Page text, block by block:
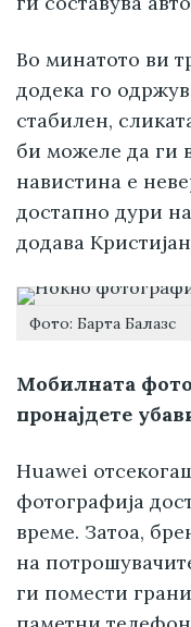
Во минатото ви
додека го
стабилен,
би можеле да ги
навистина е
достапно дури
додава
Фото: Барта Балазс
Мобилната
пронајдете
Huawei
фотографија
време. Затоа,
на
ги помести